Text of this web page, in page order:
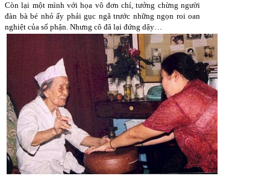
Còn lại một mình với họa vô đơn chí, tưởng chừng người
đàn bà bé nhỏ ấy phải gục ngã trước những ngọn roi oan
nghiệt của số phận. Nhưng cô đã lại đứng dậy…